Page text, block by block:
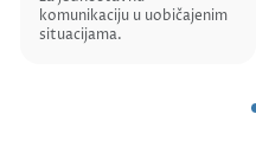
komunikaciju u uobičajenim
situacijama.